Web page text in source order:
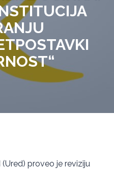
proveo je reviziju